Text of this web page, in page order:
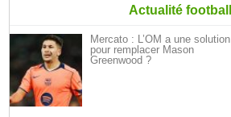
Actualité football
Mercato : L’OM a une solution
pour remplacer Mason
Greenwood ?